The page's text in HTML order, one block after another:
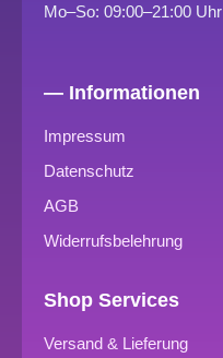
Mo–So: 09:00–21:00 Uhr
— Informationen
Impressum
Datenschutz
AGB
Widerrufsbelehrung
Shop Services
Versand & Lieferung